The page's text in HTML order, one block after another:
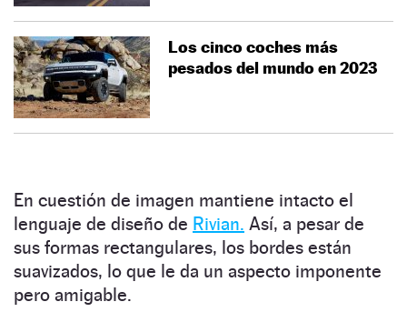
Los cinco coches más
pesados del mundo en 2023
En cuestión de imagen mantiene intacto el
lenguaje de diseño de Rivian. Así, a pesar de
sus formas rectangulares, los bordes están
suavizados, lo que le da un aspecto imponente
pero amigable.